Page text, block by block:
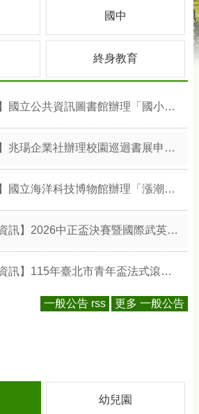
國中
終身教育
公共資訊圖書館辦理「國小班級訪問工作坊」活動及教案資訊
兆瑒企業社辦理校園巡迴書展申請資訊
洋科技博物館辦理「漲潮時刻—原民智慧主題探索課程」參訪補助案
】2026中正盃決賽暨國際武英盃武術精英錦標賽
訊】115年臺北市青年盃法式滾球錦標賽
一般公告 rss 更多 一般公告
幼兒園